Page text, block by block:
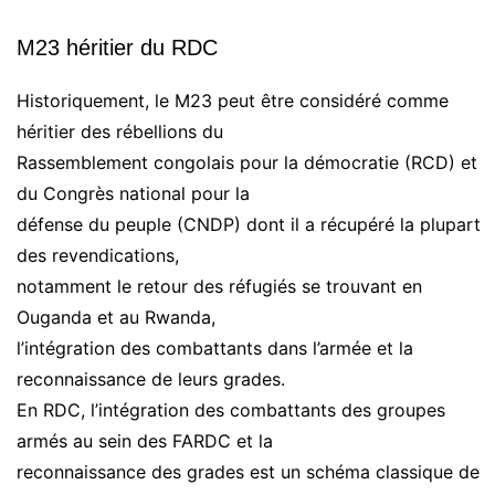
M23 héritier du RDC
Historiquement, le M23 peut être considéré comme
héritier des rébellions du
Rassemblement congolais pour la démocratie (RCD) et
du Congrès national pour la
défense du peuple (CNDP) dont il a récupéré la plupart
des revendications,
notamment le retour des réfugiés se trouvant en
Ouganda et au Rwanda,
l’intégration des combattants dans l’armée et la
reconnaissance de leurs grades.
En RDC, l’intégration des combattants des groupes
armés au sein des FARDC et la
reconnaissance des grades est un schéma classique de